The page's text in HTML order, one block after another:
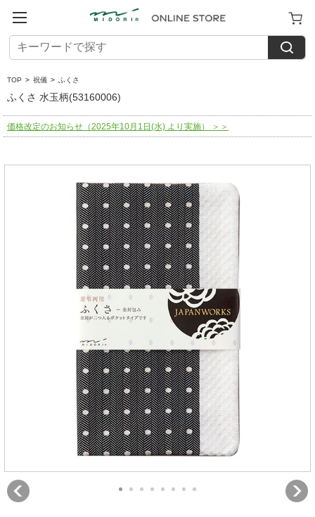
TOP > 祝儀 > ふくさ
ふくさ 水玉柄(53160006)
価格改定のお知らせ（2025年10月1日(水) より実施） ＞＞